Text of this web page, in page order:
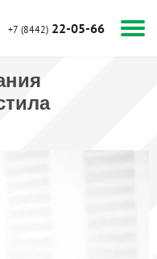
+7 (8442) 22-05-66